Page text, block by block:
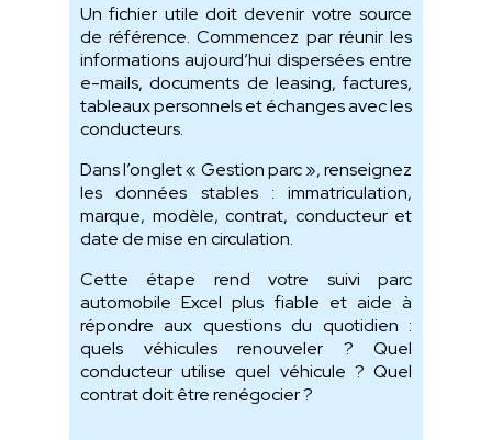
Un fichier utile doit devenir votre source
de référence. Commencez par réunir les
informations aujourd’hui dispersées entre
e-mails, documents de leasing, factures,
tableaux personnels et échanges avec les
conducteurs.
Dans l’onglet « Gestion parc », renseignez
les données stables : immatriculation,
marque, modèle, contrat, conducteur et
date de mise en circulation.
Cette étape rend votre suivi parc
automobile Excel plus fiable et aide à
répondre aux questions du quotidien :
quels véhicules renouveler ? Quel
conducteur utilise quel véhicule ? Quel
contrat doit être renégocier ?